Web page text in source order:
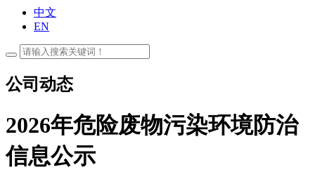
中文
EN
公司动态
2026年危险废物污染环境防治
信息公示